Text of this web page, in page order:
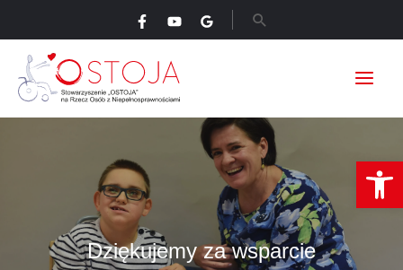
treści
Szukaj
Dziękujemy za wsparcie